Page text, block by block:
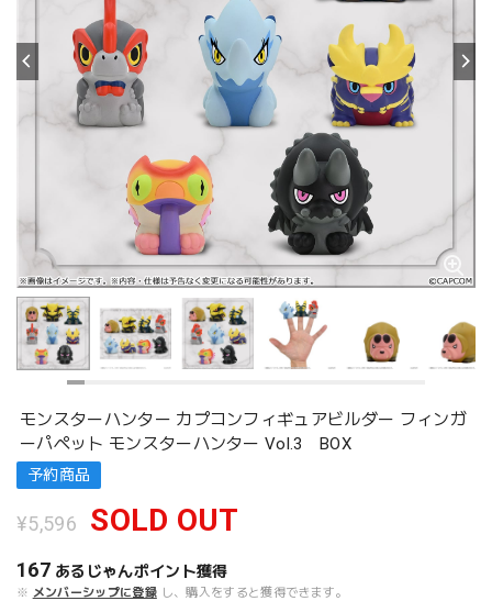
モンスターハンター カプコンフィギュアビルダー フィンガ
ーパペット モンスターハンター Vol.3 BOX
予約商品
¥5,596 SOLD OUT
167 あるじゃんポイント獲得
※ メンバーシップに登録 し、購入をすると獲得できます。